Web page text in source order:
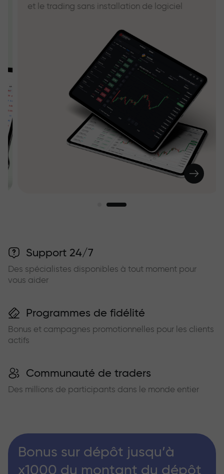
et le trading sans installation de logiciel
Support 24/7
Des spécialistes disponibles à tout moment pour
vous aider
Programmes de fidélité
Bonus et campagnes promotionnelles pour les clients
actifs
Communauté de traders
Des millions de participants dans le monde entier
Bonus sur dépôt jusqu’à
x1000 du montant du dépôt